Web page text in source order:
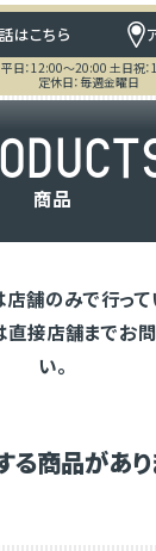
はこちら
日：12:00～20:00 土日祝
定休日：毎週金曜日
ODUCT
商品
舗のみで行って
接店舗までお
い。
商品があり